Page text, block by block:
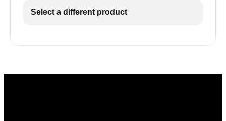
Select a different product